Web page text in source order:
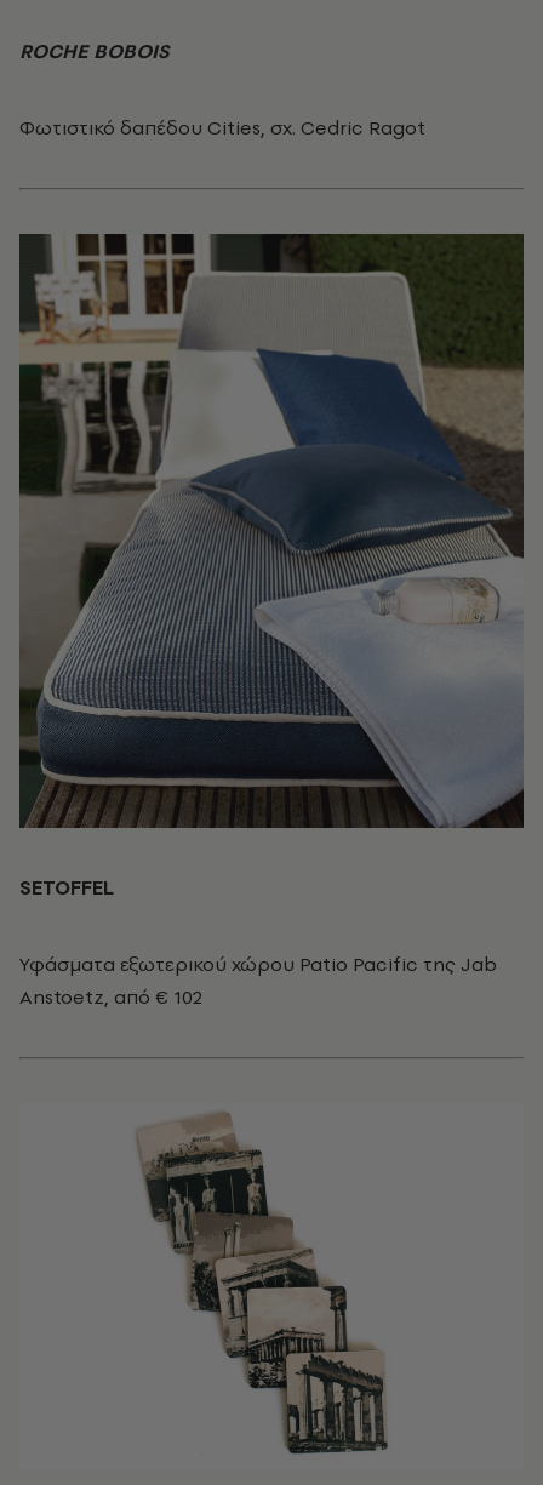
ROCHE BOBOIS
Φωτιστικό δαπέδου Cities, σχ. Cedric Ragot
SETOFFEL
Υφάσματα εξωτερικού χώρου Patio Pacific της Jab
Anstoetz, από € 102